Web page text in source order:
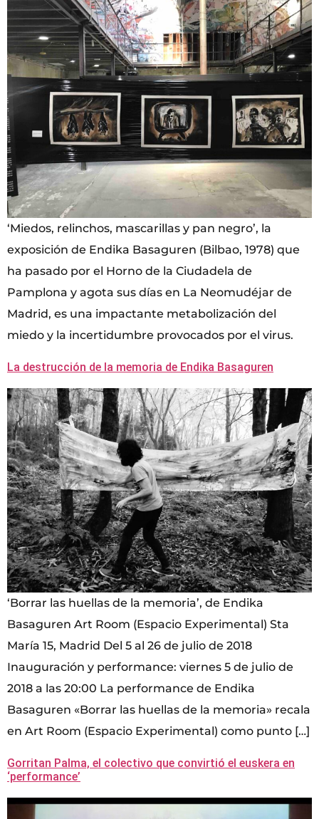
‘Miedos, relinchos, mascarillas y pan negro’, la
exposición de Endika Basaguren (Bilbao, 1978) que
ha pasado por el Horno de la Ciudadela de
Pamplona y agota sus días en La Neomudéjar de
Madrid, es una impactante metabolización del
miedo y la incertidumbre provocados por el virus.
La destrucción de la memoria de Endika Basaguren
‘Borrar las huellas de la memoria’, de Endika
Basaguren Art Room (Espacio Experimental) Sta
María 15, Madrid Del 5 al 26 de julio de 2018
Inauguración y performance: viernes 5 de julio de
2018 a las 20:00 La performance de Endika
Basaguren «Borrar las huellas de la memoria» recala
en Art Room (Espacio Experimental) como punto […]
Gorritan Palma, el colectivo que convirtió el euskera en
‘performance’